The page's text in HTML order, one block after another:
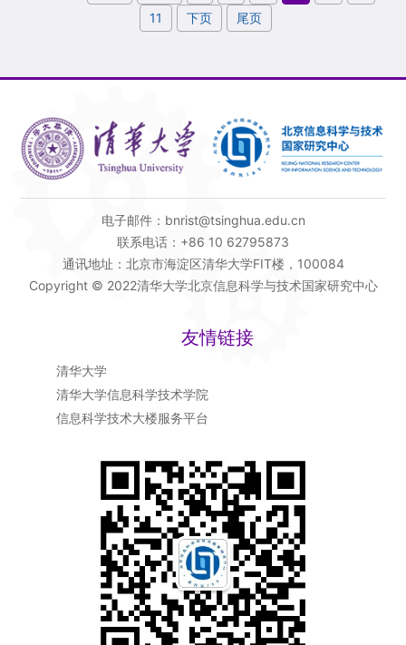
11
下页 尾页
电子邮件：bnrist@tsinghua.edu.cn
联系电话：+86 10 62795873
通讯地址：北京市海淀区清华大学FIT楼，100084
Copyright © 2022清华大学北京信息科学与技术国家研究中心
友情链接
清华大学
清华大学信息科学技术学院
信息科学技术大楼服务平台